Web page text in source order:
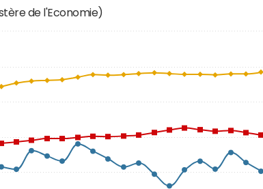
de l'Economie)